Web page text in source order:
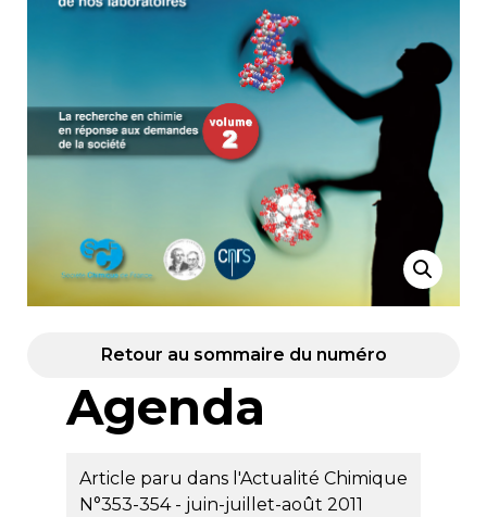
Retour au sommaire du numéro
Agenda
Article paru dans l'Actualité Chimique
N°353-354 - juin-juillet-août 2011